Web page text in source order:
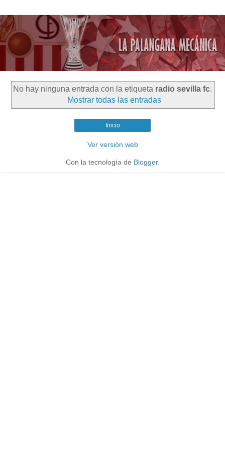
No hay ninguna entrada con la etiqueta radio sevilla fc.
Mostrar todas las entradas
Inicio
Ver versión web
Con la tecnología de Blogger.